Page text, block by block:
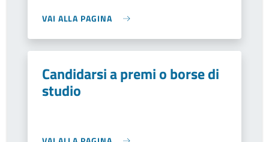
VAI ALLA PAGINA
Candidarsi a premi o borse di
studio